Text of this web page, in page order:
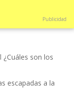
Publicidad
son los
escapadas a la